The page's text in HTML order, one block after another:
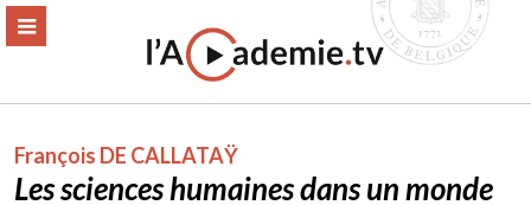
Aller
MENU
François DE CALLATAŸ
Les sciences humaines dans un monde